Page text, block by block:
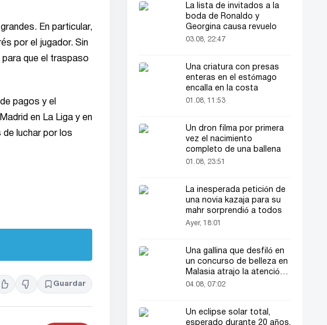
En particular,
por el jugador. Sin
que el traspaso
pagos y el
en La Liga y en
de luchar por los
Guardar
La lista de invitados a la
boda de Ronaldo y
Georgina causa revuelo
03.08, 22:47
Una criatura con presas
enteras en el estómago
encalla en la costa
01.08, 11:53
Un dron filma por primera
vez el nacimiento
completo de una ballena
01.08, 23:51
La inesperada petición de
una novia kazaja para su
mahr sorprendió a todos
Ayer, 18:01
Una gallina que desfiló en
un concurso de belleza en
Malasia atrajo la atención
del público
04.08, 07:02
Un eclipse solar total,
esperado durante 20 años,